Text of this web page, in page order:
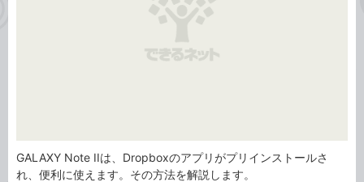
GALAXY Note IIは、Dropboxのアプリがプリインストールさ
れ、便利に使えます。その方法を解説します。